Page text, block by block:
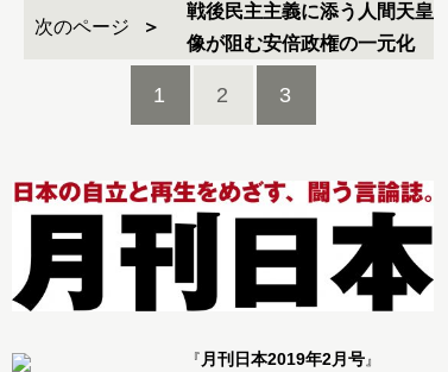
次のページ
戦後民主主義に添う人間天皇
像が阻む安倍政権の一元化
1 2 3
『 月刊日本2019年2月号』